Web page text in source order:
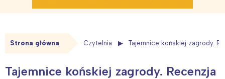
Strona główna Czytelnia Tajemnice końskiej zagrody.
Tajemnice końskiej zagrody. Recenzja